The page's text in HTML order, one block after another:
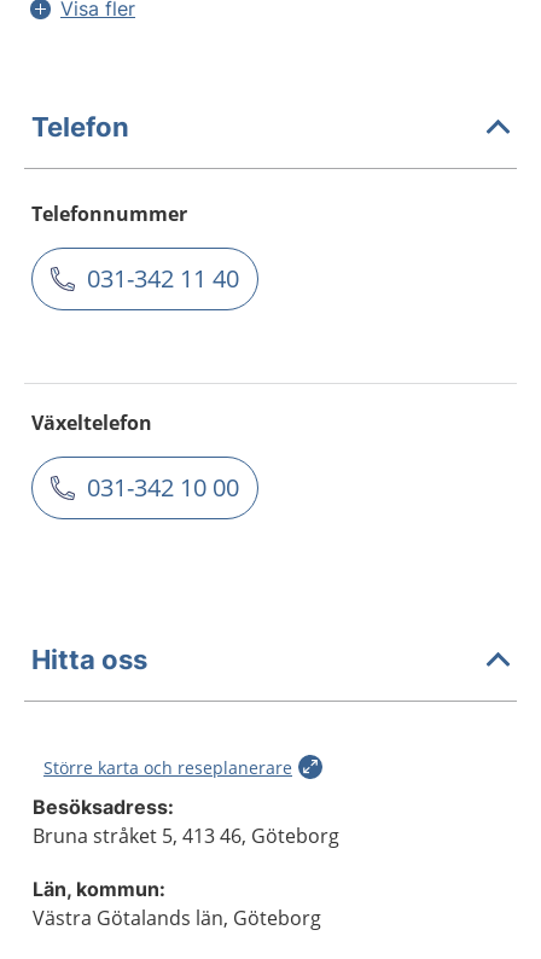
Visa fler
Telefon
Telefonnummer
031-342 11 40
Växeltelefon
031-342 10 00
Hitta oss
Större karta och reseplanerare
Besöksadress:
Bruna stråket 5, 413 46, Göteborg
Län, kommun:
Västra Götalands län, Göteborg